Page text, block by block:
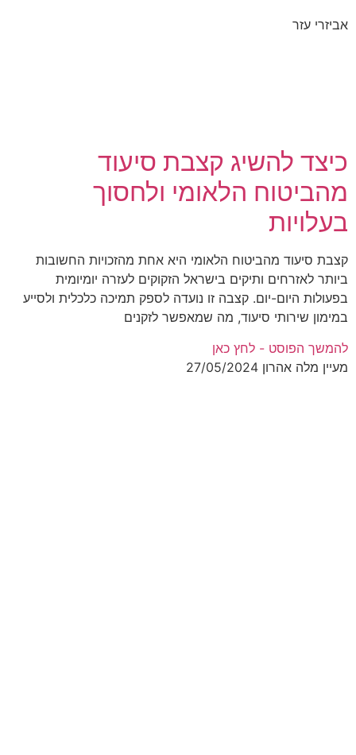
אביזרי עזר
כיצד להשיג קצבת סיעוד
מהביטוח הלאומי ולחסוך
בעלויות
קצבת סיעוד מהביטוח הלאומי היא אחת מהזכויות החשובות
ביותר לאזרחים ותיקים בישראל הזקוקים לעזרה יומיומית
בפעולות היום-יום. קצבה זו נועדה לספק תמיכה כלכלית ולסייע
במימון שירותי סיעוד, מה שמאפשר לזקנים
להמשך הפוסט - לחץ כאן
מעיין מלה אהרון 27/05/2024